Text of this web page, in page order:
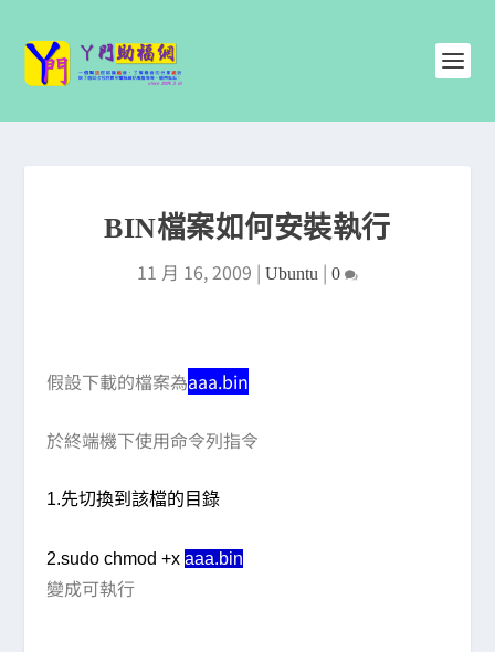
BIN檔案如何安裝執行
11 月 16, 2009 | Ubuntu | 0
假設下載的檔案為aaa.bin
於終端機下使用命令列指令
1.先切換到該檔的目錄
2.sudo chmod +xaaa.bin
變成可執行